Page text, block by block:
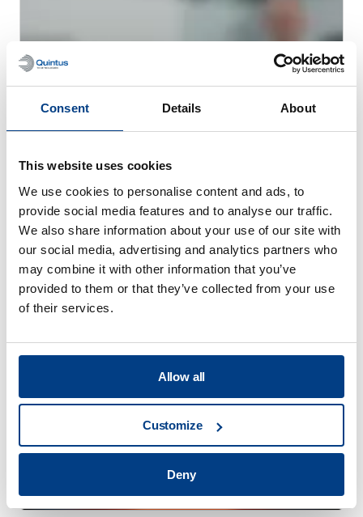
Consent Details About
This website uses cookies
We use cookies to personalise content and ads, to
provide social media features and to analyse our traffic.
We also share information about your use of our site with
our social media, advertising and analytics partners who
may combine it with other information that you’ve
provided to them or that they’ve collected from your use
of their services.
Allow all
Customize
Deny
WEBINAIRE
La compaction isostatique à chaud
(CIC/HIP) pour la fabrication additive
métallique